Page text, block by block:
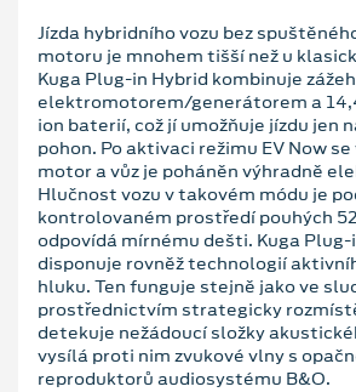
Jízda hybridního vozu bez
motoru je mnohem tišší než u
Kuga Plug-in Hybrid kombinuje
elektromotorem/generátorem a
ion baterií, což jí umožňuje jízdu jen
pohon. Po aktivaci režimu EV Now
motor a vůz je poháněn výhradně
Hlučnost vozu v takovém módu je
kontrolovaném prostředí pouhých
odpovídá mírnému dešti. Kuga
disponuje rovněž technologií
hluku. Ten funguje stejně jako ve
prostřednictvím strategicky
detekuje nežádoucí složky
vysílá proti nim zvukové vlny s
reproduktorů audiosystému B&O.